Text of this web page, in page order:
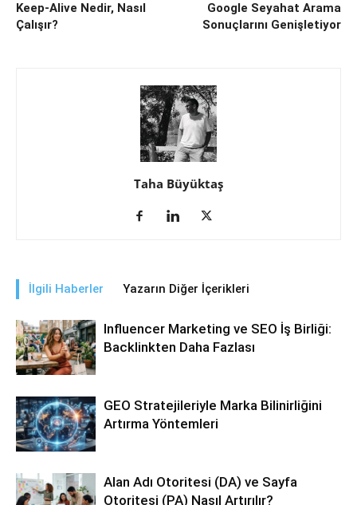
Keep-Alive Nedir, Nasıl
Çalışır?
Google Seyahat Arama
Sonuçlarını Genişletiyor
Taha Büyüktaş
İlgili Haberler Yazarın Diğer İçerikleri
Influencer Marketing ve SEO İş Birliği:
Backlinkten Daha Fazlası
GEO Stratejileriyle Marka Bilinirliğini
Artırma Yöntemleri
Alan Adı Otoritesi (DA) ve Sayfa
Otoritesi (PA) Nasıl Artırılır?